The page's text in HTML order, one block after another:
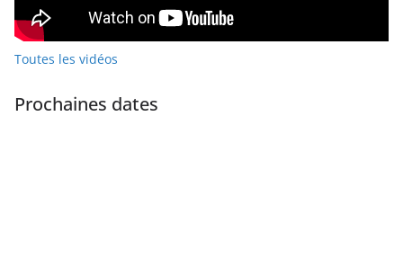
Toutes les vidéos
Prochaines dates